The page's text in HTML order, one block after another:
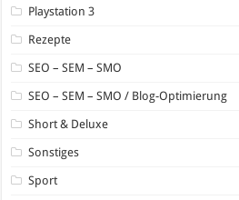
Playstation 3
Rezepte
SEO – SEM – SMO
SEO – SEM – SMO / Blog-Optimierung
Short & Deluxe
Sonstiges
Sport